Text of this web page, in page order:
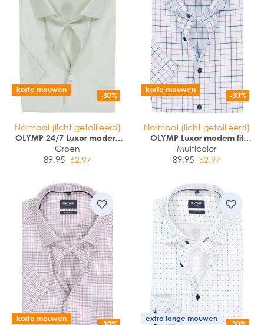
korte mouwen
-30%
Normaal (licht getailleerd)
OLYMP 24/7 Luxor modern
fit overhemd
Groen
89,95 62,97
korte mouwen
-30%
Normaal (licht getailleerd)
OLYMP Luxor modern fit
overhemd
Multicolor
89,95 62,97
korte mouwen extra lange mouwen